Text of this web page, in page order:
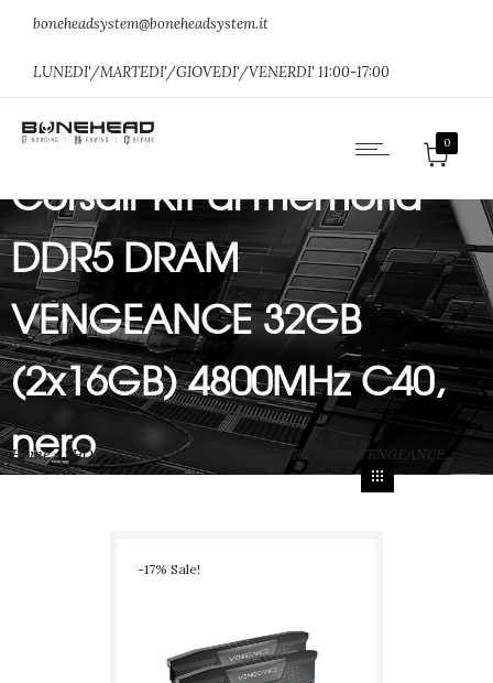
boneheadsystem@boneheadsystem.it
LUNEDI'/MARTEDI'/GIOVEDI'/VENERDI' 11:00-17:00
0
Corsair Kit di memoria
DDR5 DRAM
VENGEANCE 32GB
(2x16GB) 4800MHz C40,
nero
Home»SHOP»Corsair Kit di memoria DDR5 DRAM VENGEANCE
-17% Sale!